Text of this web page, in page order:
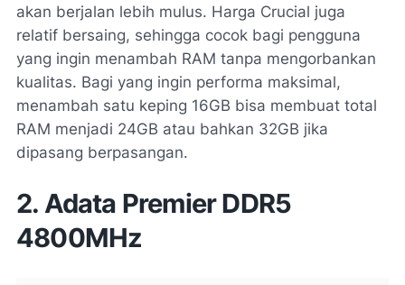
akan berjalan lebih mulus. Harga Crucial juga
relatif bersaing, sehingga cocok bagi pengguna
yang ingin menambah RAM tanpa mengorbankan
kualitas. Bagi yang ingin performa maksimal,
menambah satu keping 16GB bisa membuat total
RAM menjadi 24GB atau bahkan 32GB jika
dipasang berpasangan.
2. Adata Premier DDR5
4800MHz